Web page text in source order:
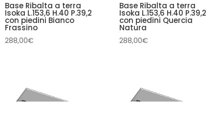
Base Ribalta a terra
Isoka L.153,6 H.40 P.39,2
con piedini Bianco
Frassino
288,00€
Base Ribalta a terra
Isoka L.153,6 H.40 P.39,2
con piedini Quercia
Natura
288,00€